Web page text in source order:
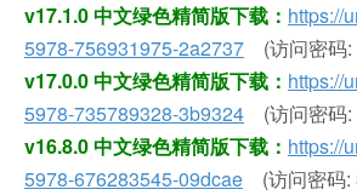
v17.1.0 中文绿色精简版下载： https://
5978-756931975-2a2737 (访问密码:
v17.0.0 中文绿色精简版下载： https://
5978-735789328-3b9324 (访问密码:
v16.8.0 中文绿色精简版下载： https://
5978-676283545-09dcae (访问密码: